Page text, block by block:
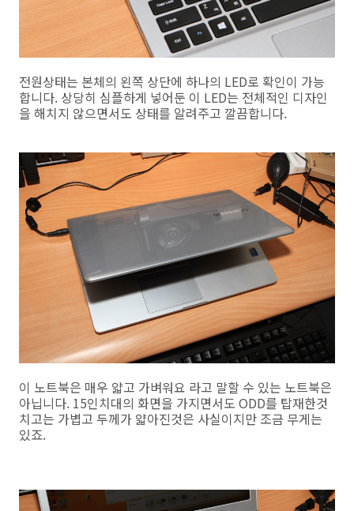
전원상태는 본체의 왼쪽 상단에 하나의 LED로 확인이 가능
합니다. 상당히 심플하게 넣어둔 이 LED는 전체적인 디자인
을 해치지 않으면서도 상태를 알려주고 깔끔합니다.
이 노트북은 매우 얇고 가벼워요 라고 말할 수 있는 노트북은
아닙니다. 15인치대의 화면을 가지면서도 ODD를 탑재한것
치고는 가볍고 두께가 얇아진것은 사실이지만 조금 무게는
있죠.